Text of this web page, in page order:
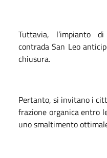
Tuttavia, l’impianto
contrada San Leo
chiusura.
Pertanto, si invitano i
frazione organica entro
uno smaltimento